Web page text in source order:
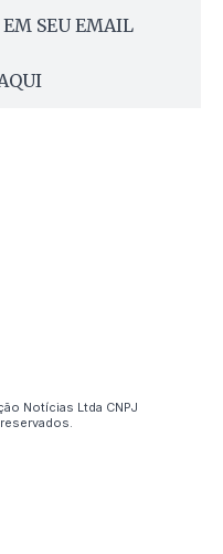
EM SEU EMAIL
Notícias Ltda CNPJ